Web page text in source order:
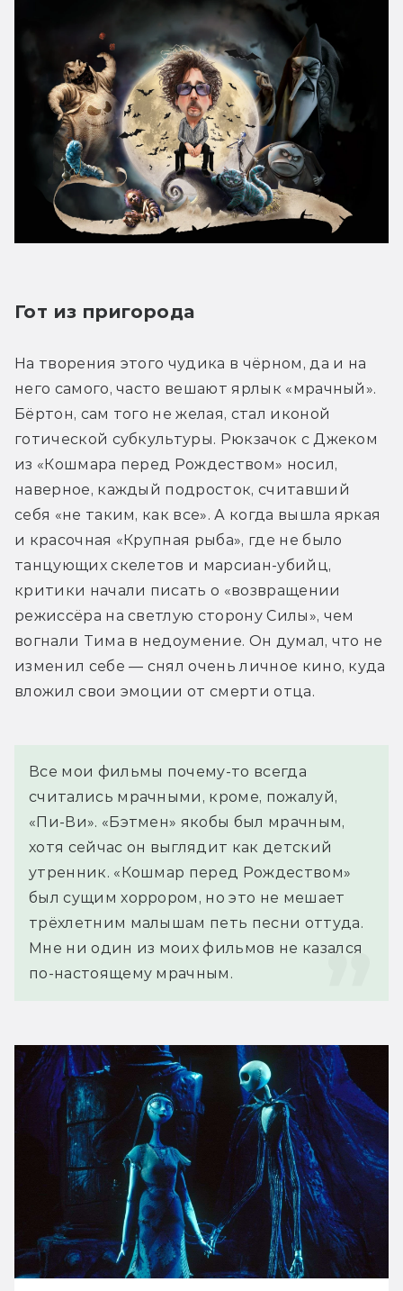
Гот из пригорода
На творения этого чудика в чёрном, да и на
него самого, часто вешают ярлык «мрачный».
Бёртон, сам того не желая, стал иконой
готической субкультуры. Рюкзачок с Джеком
из «Кошмара перед Рождеством» носил,
наверное, каждый подросток, считавший
себя «не таким, как все». А когда вышла яркая
и красочная «Крупная рыба», где не было
танцующих скелетов и марсиан-убийц,
критики начали писать о «возвращении
режиссёра на светлую сторону Силы», чем
вогнали Тима в недоумение. Он думал, что не
изменил себе — снял очень личное кино, куда
вложил свои эмоции от смерти отца.
Все мои фильмы почему-то всегда
считались мрачными, кроме, пожалуй,
«Пи-Ви». «Бэтмен» якобы был мрачным,
хотя сейчас он выглядит как детский
утренник. «Кошмар перед Рождеством»
был сущим хоррором, но это не мешает
трёхлетним малышам петь песни оттуда.
Мне ни один из моих фильмов не казался
по-настоящему мрачным.